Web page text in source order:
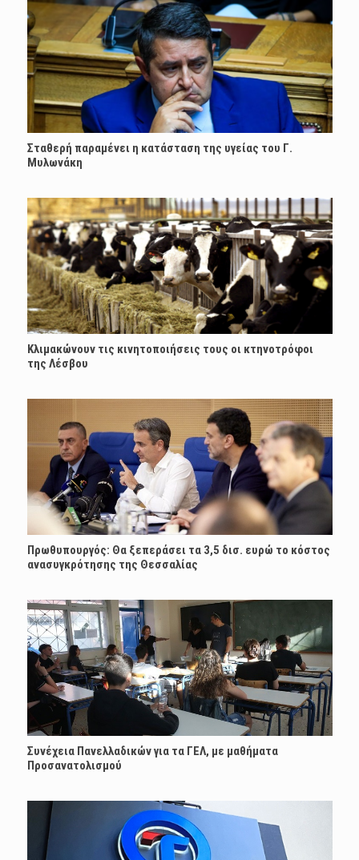
Σταθερή παραμένει η κατάσταση της υγείας του Γ.
Μυλωνάκη
Κλιμακώνουν τις κινητοποιήσεις τους οι κτηνοτρόφοι
της Λέσβου
Πρωθυπουργός: Θα ξεπεράσει τα 3,5 δισ. ευρώ το κόστος
ανασυγκρότησης της Θεσσαλίας
Συνέχεια Πανελλαδικών για τα ΓΕΛ, με μαθήματα
Προσανατολισμού